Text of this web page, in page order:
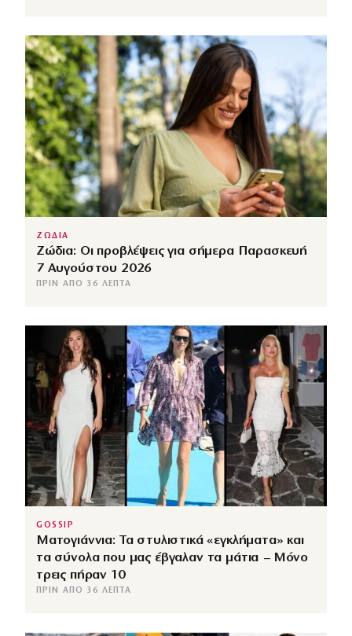
ΖΩΔΙΑ
Ζώδια: Οι προβλέψεις για σήμερα Παρασκευή
7 Αυγούστου 2026
ΠΡΙΝ ΑΠΌ 36 ΛΕΠΤΆ
GOSSIP
Ματογιάννια: Τα στυλιστικά «εγκλήματα» και
τα σύνολα που μας έβγαλαν τα μάτια – Μόνο
τρεις πήραν 10
ΠΡΙΝ ΑΠΌ 36 ΛΕΠΤΆ